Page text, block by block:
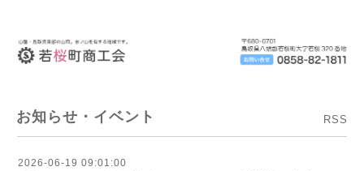
お知らせ・イベント RSS
2026-06-19 09:01:00